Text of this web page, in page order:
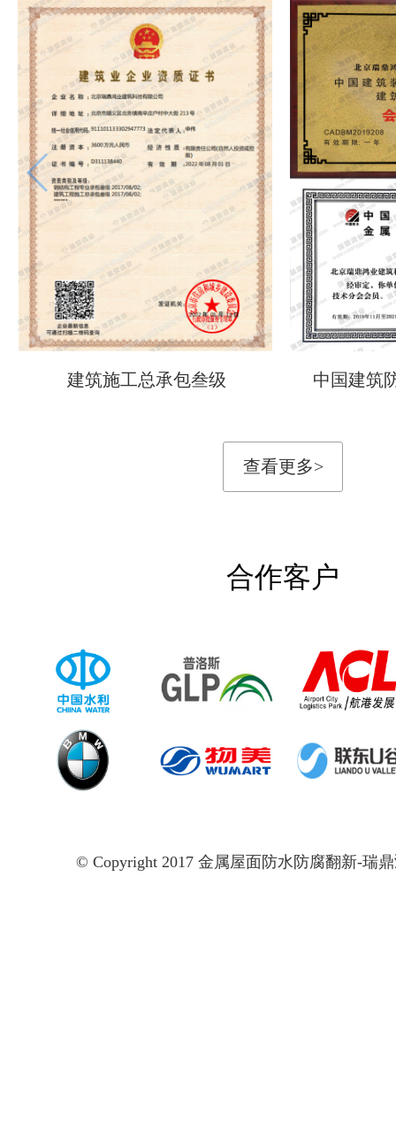
建筑施工总承包叁级 中国建筑
查看更多>
合作客户
© Copyright 2017 金属屋面防水防腐翻新-瑞